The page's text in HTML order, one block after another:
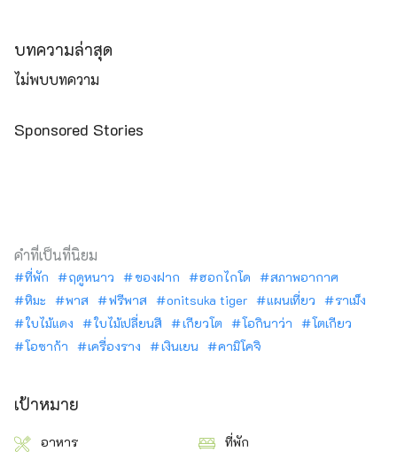
บทความล่าสุด
ไม่พบบทความ
Sponsored Stories
คำที่เป็นที่นิยม
ที่พัก ฤดูหนาว ของฝาก ฮอกไกโด
สภาพอากาศ
หิมะ
พาส ฟรีพาส onitsuka tiger แผนเที่ยว
ราเม็ง
ใบไม้แดง
ใบไม้เปลี่ยนสี เกียวโต โอกินาว่า
โตเกียว
โอซาก้า
เครื่องราง เงินเยน คามิโคจิ
เป้าหมาย
อาหาร ที่พัก